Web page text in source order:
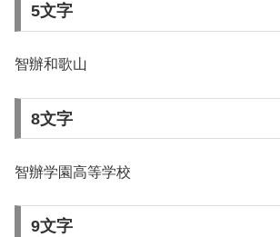
5文字
智辦和歌山
8文字
智辦学園高等学校
9文字